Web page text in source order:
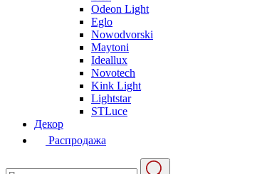
Odeon Light
Eglo
Nowodvorski
Maytoni
Ideallux
Novotech
Kink Light
Lightstar
STLuce
Декор
Распродажа